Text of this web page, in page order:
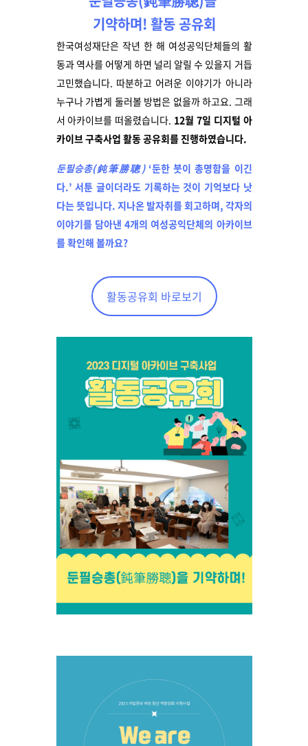
기약하며! 활동 공유회
한국여성재단은 작년 한 해 여성공익단체들의 활
동과 역사를 어떻게 하면 널리 알릴 수 있을지 거듭
고민했습니다. 따분하고 어려운 이야기가 아니라
누구나 가볍게 둘러볼 방법은 없을까 하고요. 그래
서 아카이브를 떠올렸습니다. 12월 7일 디지털 아
카이브 구축사업 활동 공유회를 진행하였습니다.
둔필승총(鈍筆勝聰) ‘둔한 붓이 총명함을 이긴
다.’서툰 글이더라도 기록하는 것이 기억보다 낫
다는 뜻입니다. 지나온 발자취를 회고하며, 각자의
이야기를 담아낸 4개의 여성공익단체의 아카이브
를 확인해 볼까요?
활동공유회 바로보기